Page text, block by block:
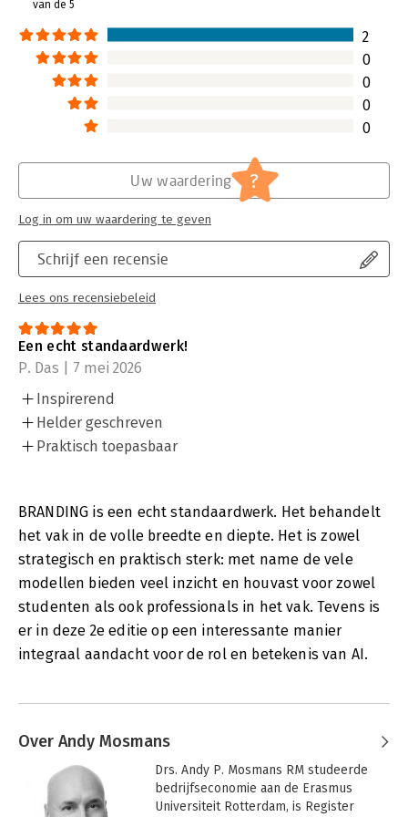
omgeving van studiemeister. Studenten vinden daar
toetsvragen, een begrippentrainer en extra opdrachten.
Docenten hebben er toegang tot cases en collegesheets.
Hoofdrubriek:
van de 5
2
0
0
0
0
Schrijf een recensie
Lees ons recensiebeleid
Uw waardering ?
Log in om uw waardering te geven
Een echt standaardwerk!
P. Das | 7 mei 2026
Inspirerend
Helder geschreven
Praktisch toepasbaar
BRANDING is een echt standaardwerk. Het behandelt
het vak in de volle breedte en diepte. Het is zowel
strategisch en praktisch sterk: met name de vele
modellen bieden veel inzicht en houvast voor zowel
studenten als ook professionals in het vak. Tevens is
er in deze 2e editie op een interessante manier
integraal aandacht voor de rol en betekenis van AI.
Over Andy Mosmans
Drs. Andy P. Mosmans RM studeerde
bedrijfseconomie aan de Erasmus
Universiteit Rotterdam, is Register